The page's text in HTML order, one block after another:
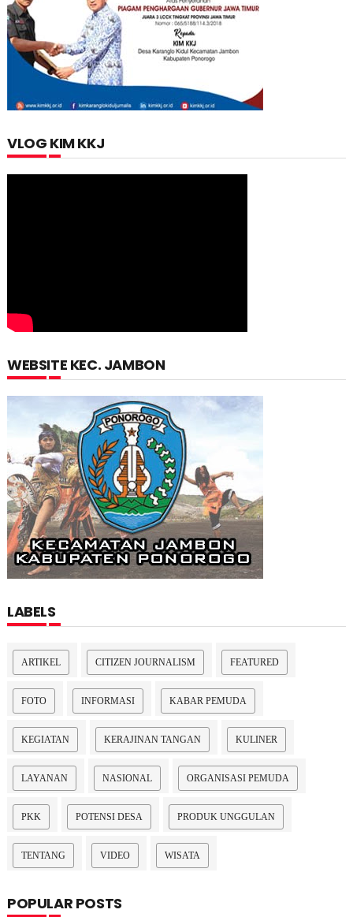
VLOG KIM KKJ
WEBSITE KEC. JAMBON
LABELS
ARTIKEL CITIZEN JOURNALISM FEATURED
FOTO INFORMASI KABAR PEMUDA
KEGIATAN KERAJINAN TANGAN KULINER
LAYANAN NASIONAL ORGANISASI PEMUDA
PKK POTENSI DESA PRODUK UNGGULAN
TENTANG VIDEO WISATA
POPULAR POSTS